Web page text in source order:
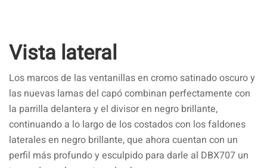
Vista lateral
Los marcos de las ventanillas en cromo satinado oscuro y
las nuevas lamas del capó combinan perfectamente con
la parrilla delantera y el divisor en negro brillante,
continuando a lo largo de los costados con los faldones
laterales en negro brillante, que ahora cuentan con un
perfil más profundo y esculpido para darle al DBX707 un